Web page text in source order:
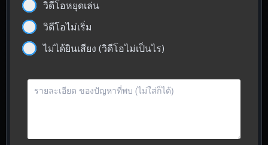
วิดีโอหยุดเล่น
วิดีโอไม่เริ่ม
ไม่ได้ยินเสียง (วิดีโอไม่เป็นไร)